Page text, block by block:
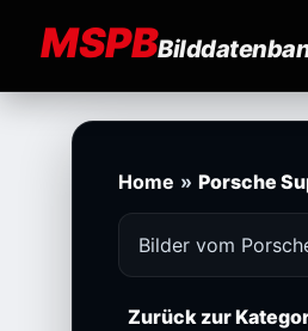
MSPB
Home » Porsche
Bilder vom
Zurück zur